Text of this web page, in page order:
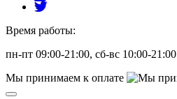
Время работы:
пн-пт 09:00-21:00, сб-вс 10:00-21:00
Мы принимаем к оплате